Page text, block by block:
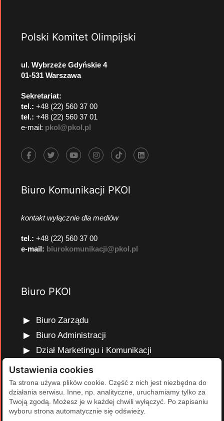
Polski Komitet Olimpijski
ul. Wybrzeże Gdyńskie 4
01-531 Warszawa
Sekretariat:
tel.: +48 (22) 560 37 00
tel.: +48 (22) 560 37 01
e-mail: pkol@pkol.pl
Biuro Komunikacji PKOl
kontakt wyłącznie dla mediów
tel.: +48 (22) 560 37 00
e-mail: biurokomunikacji@pkol.pl
Biuro PKOl
Biuro Zarządu
Biuro Administracji
Dział Marketingu i Komunikacji
Dział Edukacji Olimpijskiej
Dział Finansów i Kadr
Dział Projektów Olimpijskich
Dział Programów Rozwojowych
Ustawienia cookies
Ta strona używa plików cookie. Część z nich jest niezbędna do
działania serwisu. Inne, np. analityczne, uruchamiamy tylko za
Twoją zgodą. Możesz je w każdej chwili wyłączyć. Po zapisaniu
wyboru strona automatycznie się odświeży.